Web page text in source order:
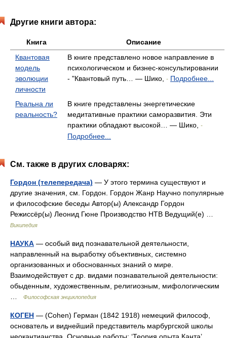
Другие книги автора:
Книга
Описание
Квантовая
модель
эволюции
личности
В книге представлено новое направление в
психологическом и бизнес-консультировании
- "Квантовый путь… — Шико,
- Подробнее...
Реальна ли
реальность?
В книге представлены энергетические
медитативные практики саморазвития. Эти
практики обладают высокой… — Шико,
-
Подробнее...
См. также в других словарях:
Гордон (телепередача) — У этого термина существуют и
другие значения, см. Гордон. Гордон Жанр Научно популярные
и философские беседы Автор(ы) Александр Гордон
Режиссёр(ы) Леонид Гюне Производство НТВ Ведущий(е) …
Википедия
НАУКА — особый вид познавательной деятельности,
направленный на выработку объективных, системно
организованных и обоснованных знаний о мире.
Взаимодействует с др. видами познавательной деятельности:
обыденным, художественным, религиозным, мифологическим
Философская энциклопедия
КОГЕН — (Cohen) Герман (1842 1918) немецкий философ,
основатель и виднейший представитель марбургской школы